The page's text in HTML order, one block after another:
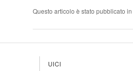
Questo articolo è stato pubblicato in
UICI